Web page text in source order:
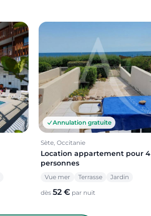
Annulation gratuite
Sète, Occitanie
Location appartement pour 4
personnes
Vue mer Terrasse Jardin
dès 52 € par nuit